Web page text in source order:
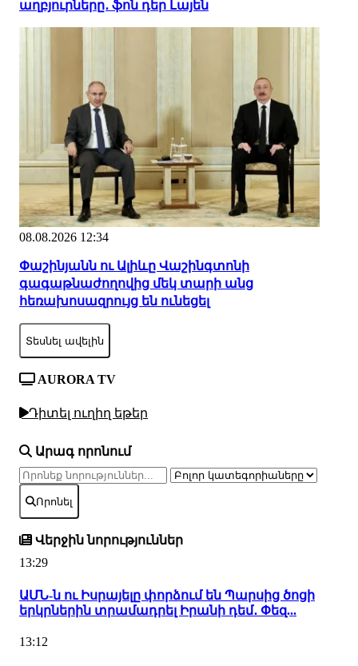
աղբյուրները․ ֆոն դեր Լայեն
08.08.2026 12:34
Փաշինյանն ու Ալիևը Վաշինգտոնի
գագաթնաժողովից մեկ տարի անց
հեռախոսազրույց են ունեցել
Տեսնել ավելին
AURORA TV
Դիտել ուղիղ եթեր
Արագ որոնում
Որոնել
Վերջին նորություններ
13:29
ԱՄՆ-ն ու Իսրայելը փորձում են Պարսից ծոցի
երկրներին տրամադրել Իրանի դեմ․ Փեզ...
13:12